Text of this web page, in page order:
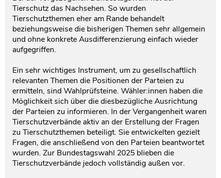
Tierschutz das Nachsehen. So wurden
Tierschutzthemen eher am Rande behandelt
beziehungsweise die bisherigen Themen sehr allgemein
und ohne konkrete Ausdifferenzierung einfach wieder
aufgegriffen.
Ein sehr wichtiges Instrument, um zu gesellschaftlich
relevanten Themen die Positionen der Parteien zu
ermitteln, sind Wahlprüfsteine. Wähler:innen haben die
Möglichkeit sich über die diesbezügliche Ausrichtung
der Parteien zu informieren. In der Vergangenheit waren
Tierschutzverbände aktiv an der Erstellung der Fragen
zu Tierschutzthemen beteiligt. Sie entwickelten gezielt
Fragen, die anschließend von den Parteien beantwortet
wurden. Zur Bundestagswahl 2025 blieben die
Tierschutzverbände jedoch vollständig außen vor.
Testament und Nachlass
Netzwerk- und Kooperationspartner